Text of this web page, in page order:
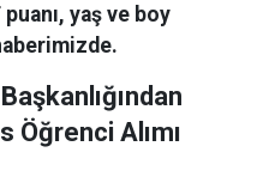
yaş ve boy
Öğrenci Alımı